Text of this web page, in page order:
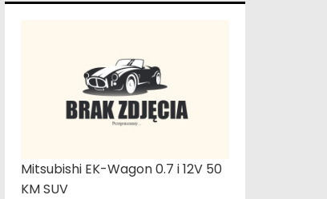
Mitsubishi EK-Wagon 0.7 i 12V 50
KM SUV